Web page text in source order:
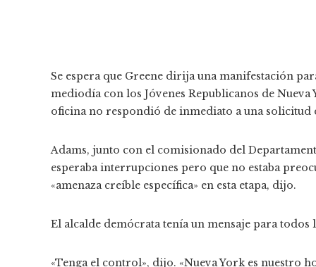
Se espera que Greene dirija una manifestación
mediodía con los Jóvenes Republicanos de
oficina no respondió de inmediato a una solicitud
Adams, junto con el comisionado del
esperaba interrupciones pero que no estaba
«amenaza creíble específica» en esta etapa, dijo.
El alcalde demócrata tenía un mensaje para todos
«Tenga el control», dijo. «Nueva York es nuestro